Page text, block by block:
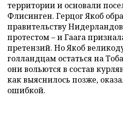
территории и основали
Флисинген. Герцог Якоб
правительству
протестом – и Гаага
претензий. Но Якоб
голландцам остаться на
они вольются в состав
как выяснилось позже,
ошибкой.